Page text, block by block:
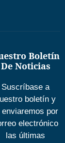
Boletín
De Noticias
Suscríbase a
boletín y
enviaremos por
electrónico
las últimas